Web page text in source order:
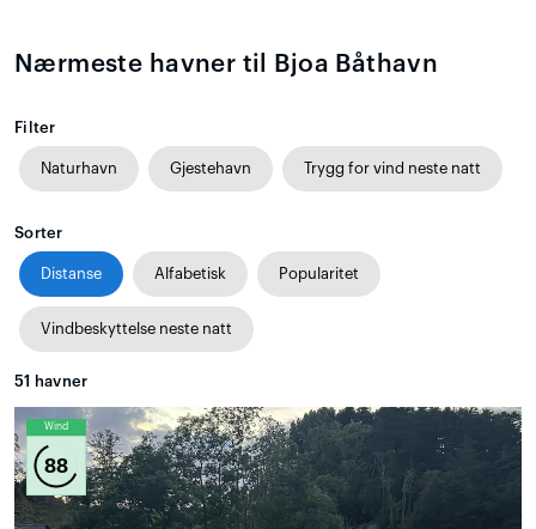
Nærmeste havner til Bjoa Båthavn
Filter
Naturhavn Gjestehavn Trygg for vind neste natt
Sorter
Distanse Alfabetisk Popularitet
Vindbeskyttelse neste natt
51 havner
Wind
88